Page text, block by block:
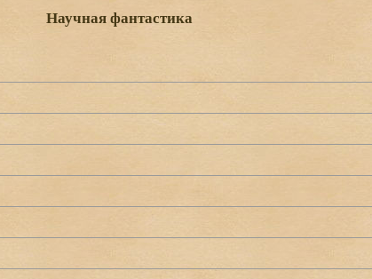
Научная фантастика